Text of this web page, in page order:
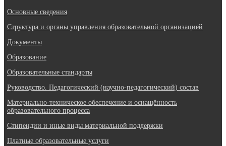
Основные сведения
Структура и органы управления образовательной организацией
Документы
Образование
Образовательные стандарты
Руководство. Педагогический (научно-педагогический) состав
Материально-техническое обеспечение и оснащённость
образовательного процесса
Стипендии и иные виды материальной поддержки
Платные образовательные услуги